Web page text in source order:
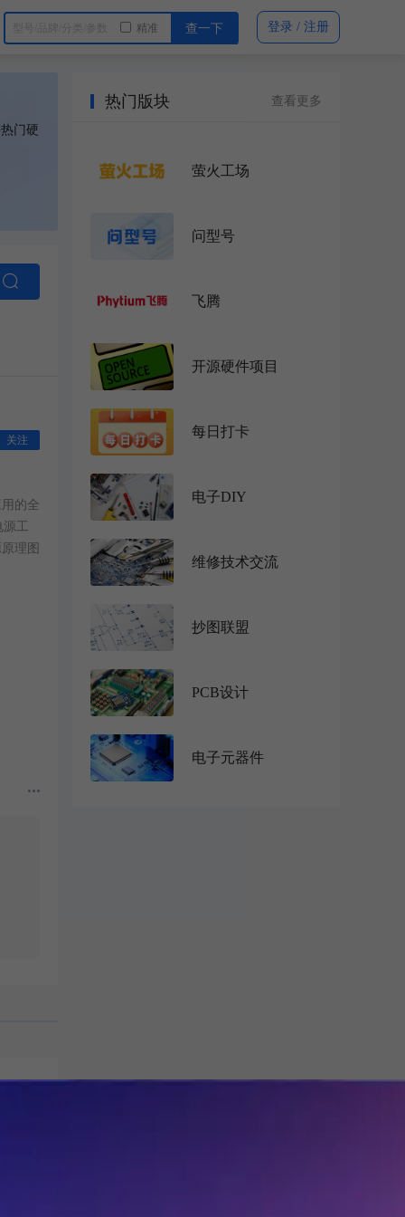
精准 查一下 登录 / 注册
门硬
关注
的全
源工
理图
热门版块 查看更多
萤火工场
问型号
飞腾
开源硬件项目
每日打卡
电子DIY
维修技术交流
抄图联盟
PCB设计
电子元器件